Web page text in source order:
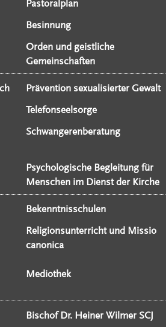
Pastoralplan
Besinnung
Orden und geistliche
Gemeinschaften
Prävention sexualisierter Gewalt
Telefonseelsorge
Schwangerenberatung
Psychologische Begleitung für
Menschen im Dienst der Kirche
Bekenntnisschulen
Religionsunterricht und Missio
canonica
Mediothek
Bischof Dr. Heiner Wilmer SCJ